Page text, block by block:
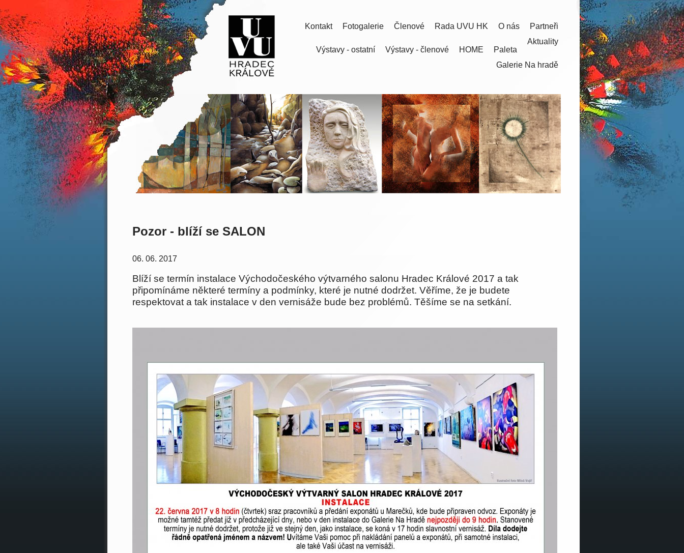
Partneři
O nás
Rada UVU HK
Členové
Fotogalerie
Kontakt
Aktuality
Paleta
HOME
Výstavy - členové
Výstavy - ostatní
Galerie Na hradě
Pozor - blíží se SALON
06. 06. 2017
Blíží se termín instalace Východočeského výtvarného salonu Hradec Králové 2017 a tak
připomínáme některé termíny a podmínky, které je nutné dodržet. Věříme, že je budete
respektovat a tak instalace v den vernisáže bude bez problémů. Těšíme se na setkání.